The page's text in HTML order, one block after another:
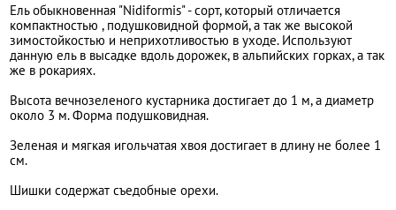
Ель обыкновенная "Nidiformis" - сорт, который отличается
компактностью , подушковидной формой, а так же высокой
зимостойкостью и неприхотливостью в уходе. Используют
данную ель в высадке вдоль дорожек, в альпийских горках, а так
же в рокариях.
Высота вечнозеленого кустарника достигает до 1 м, а диаметр
около 3 м. Форма подушковидная.
Зеленая и мягкая игольчатая хвоя достигает в длину не более 1
см.
Шишки содержат съедобные орехи.